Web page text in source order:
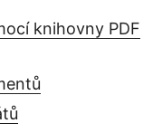
knihovny PDF